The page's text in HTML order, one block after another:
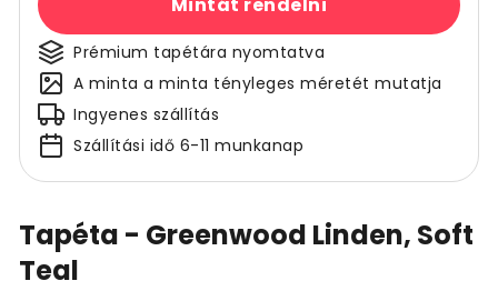
Tapéta - Greenwood Linden, Soft
Teal
Prémium tapétára nyomtatva
A minta a minta tényleges méretét mutatja
Ingyenes szállítás
Szállítási idő 6-11 munkanap